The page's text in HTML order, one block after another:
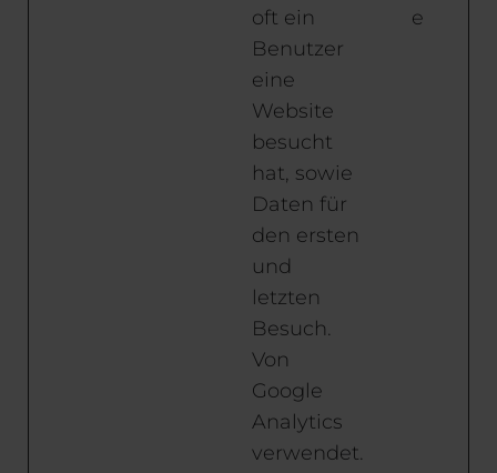
oft ein
Benutzer
eine
Website
besucht
hat, sowie
Daten für
den ersten
und
letzten
Besuch.
Von
Google
Analytics
verwendet.
e